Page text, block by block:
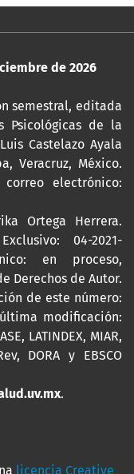
de 2026
semestral, editada
Psicológicas de la
Castelazo Ayala
Veracruz, México.
correo electrónico:
Ortega Herrera.
04-2021-
en proceso,
Derechos de Autor.
de este número:
modificación:
LATINDEX, MIAR,
DORA y EBSCO
.
licencia Creative